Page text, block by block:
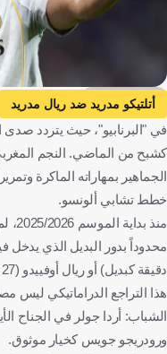
Getty Images
أتلتيكو مدريد ضد ريال مدريد
الدوري الإسباني
براهيم
أردا جولر
إسبانيا
في "البرنابيو"، حيث يتردد صدى
الجماهير بمهاراته الماكرة
خطط تشابي ألونسو.
دقيقة كبديل) أو ريال أوفييدو (27 دقيقة فقط).
هذا التراجع الدراماتيكي ليس
الشباب: أردا جولر في الجناح
ورودريجو جويس كخيار موثوق.